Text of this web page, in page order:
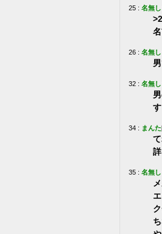
25 : 名無
26 : 名無
32 : 名無
34 : まんた
35 : 名無